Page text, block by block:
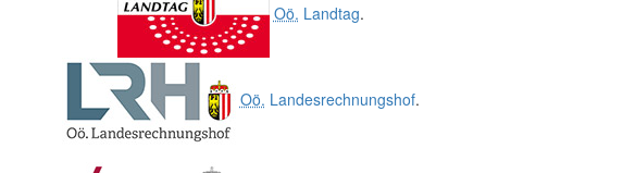
Oö. Landtag.
Oö. Landesrechnungshof.